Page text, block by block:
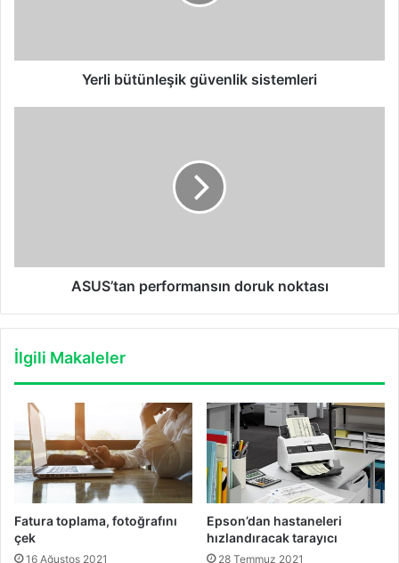
Yerli bütünleşik güvenlik sistemleri
ASUS’tan performansın doruk noktası
İlgili Makaleler
Fatura toplama, fotoğrafını
çek
16 Ağustos 2021
Epson’dan hastaneleri
hızlandıracak tarayıcı
28 Temmuz 2021